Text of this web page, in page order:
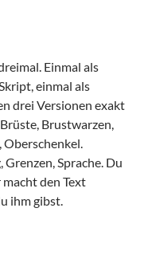
Einmal als
einmal als
drei Versionen exakt
Brustwarzen,
Oberschenkel.
Sprache. Du
den Text
ihm gibst.